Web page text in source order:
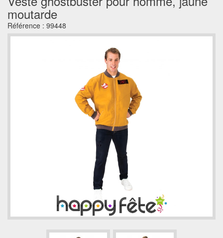
moutarde
Référence : 99448